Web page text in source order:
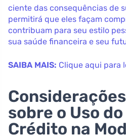
ciente das consequências de
permitirá que eles façam
contribuam para seu estilo
sua saúde financeira e seu
SAIBA MAIS: Clique aqui para
sobre o Uso
Crédito na